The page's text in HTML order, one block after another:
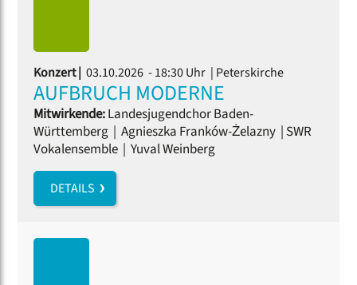
Konzert | 03.10.2026 - 18:30 Uhr | Peterskirche
AUFBRUCH MODERNE
Mitwirkende:Landesjugendchor Baden-
Württemberg | Agnieszka Franków-Żelazny | SWR
Vokalensemble | Yuval Weinberg
DETAILS